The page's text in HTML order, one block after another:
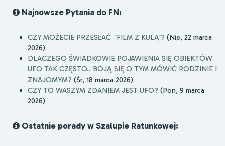
Najnowsze Pytania do FN:
CZY MOŻECIE PRZESŁAĆ 'FILM Z KULĄ'? (Nie, 22 marca
2026)
DLACZEGO ŚWIADKOWIE POJAWIENIA SIĘ OBIEKTÓW
UFO TAK CZĘSTO.. BOJĄ SIĘ O TYM MÓWIĆ RODZINIE I
ZNAJOMYM? (Śr, 18 marca 2026)
CZY TO WASZYM ZDANIEM JEST UFO? (Pon, 9 marca
2026)
Ostatnie porady w Szalupie Ratunkowej: